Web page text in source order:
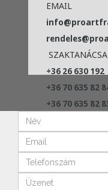
EMAIL
+36 26 630 192
+36 70 635 82
+36 70 635 82